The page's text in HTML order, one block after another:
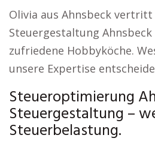
Olivia aus Ahnsbeck vertritt
Steuergestaltung
zufriedene Hobbyköche.
unsere Expertise
Steueroptimierung
Steuergestaltung –
Steuerbelastung.